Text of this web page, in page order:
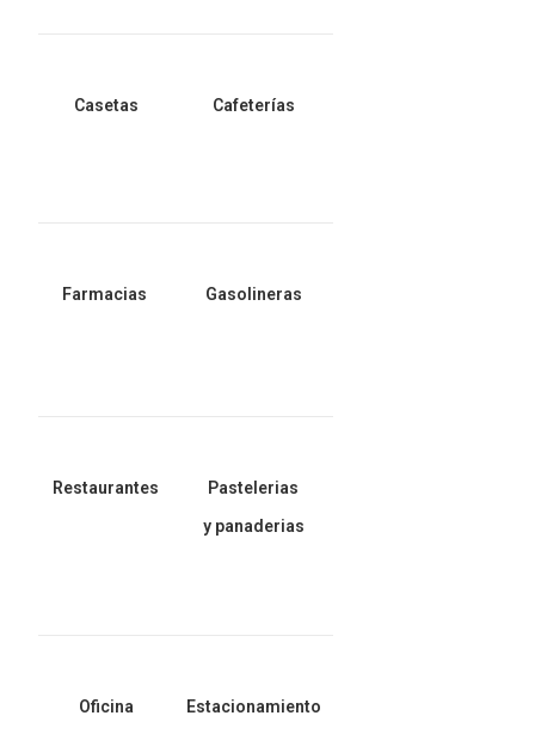
Casetas Cafeterías
Farmacias Gasolineras
Restaurantes
Pastelerias
y panaderias
Oficina
Estacionamiento